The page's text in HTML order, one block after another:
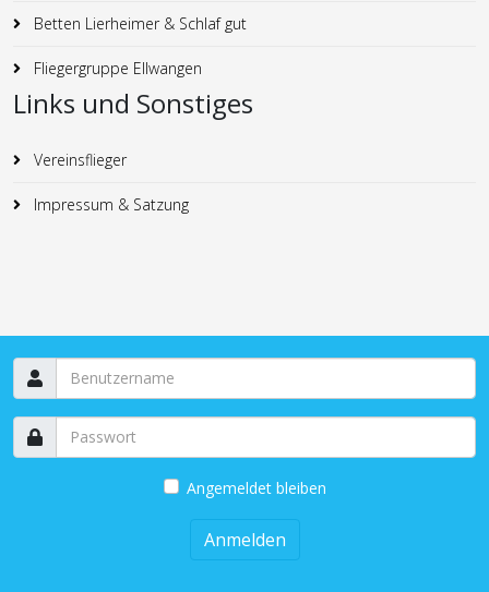
Betten Lierheimer & Schlaf gut
Fliegergruppe Ellwangen
Links und Sonstiges
Vereinsflieger
Impressum & Satzung
Angemeldet bleiben
Anmelden